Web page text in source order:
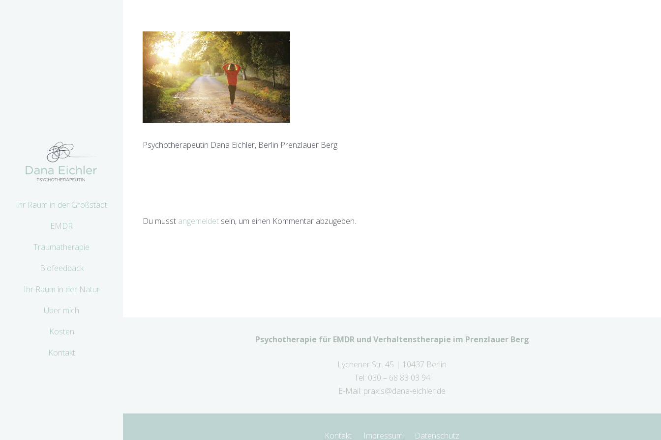
Ihr Raum in der Großstadt
EMDR
Traumatherapie
Biofeedback
Ihr Raum in der Natur
Über mich
Kosten
Kontakt
Psychotherapeutin Dana Eichler, Berlin Prenzlauer Berg
Du musst angemeldet sein, um einen Kommentar abzugeben.
Psychotherapie für EMDR und Verhaltenstherapie im Prenzlauer Berg
Lychener Str. 45 | 10437 Berlin
Tel: 030 – 68 83 03 94
E-Mail: praxis@dana-eichler.de
Kontakt Impressum Datenschutz